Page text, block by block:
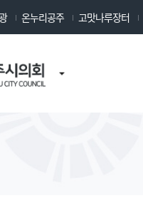
온누리공주 고맛나루장터